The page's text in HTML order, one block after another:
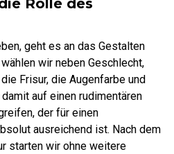
Rolle des
geht es an das Gestalten
wir neben Geschlecht,
Frisur, die Augenfarbe und
auf einen rudimentären
der für einen
ausreichend ist. Nach dem
starten wir ohne weitere